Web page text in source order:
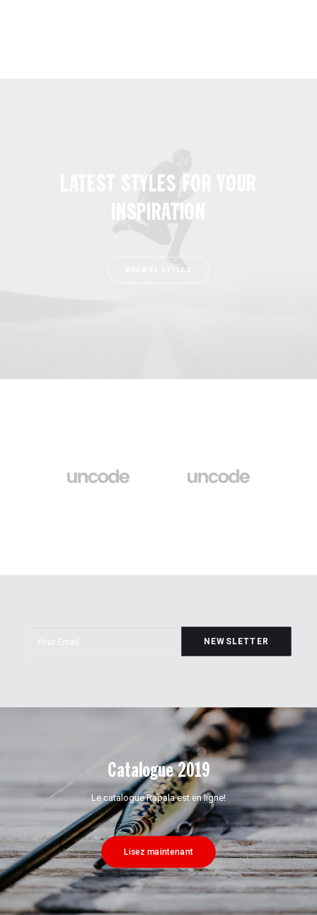
LATEST STYLES FOR YOUR
INSPIRATION
BROWSE STYLES
Catalogue 2019
Le catalogue Rapala est en ligne!
Lisez maintenant